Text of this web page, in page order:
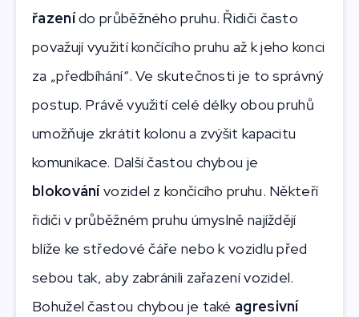
řazenído průběžného pruhu. Řidiči často
považují využití končícího pruhu až k jeho konci
za „předbíhání“. Ve skutečnosti je to správný
postup. Právě využití celé délky obou pruhů
umožňuje zkrátit kolonu a zvýšit kapacitu
komunikace. Další častou chybou je
blokovánívozidel z končícího pruhu. Někteří
řidiči v průběžném pruhu úmyslně najíždějí
blíže ke středové čáře nebo k vozidlu před
sebou tak, aby zabránili zařazení vozidel.
Bohužel častou chybou je také agresivní